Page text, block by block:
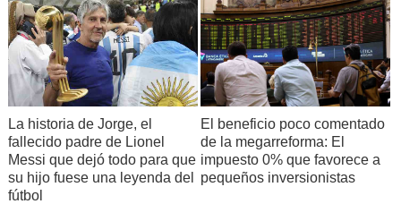
La historia de Jorge, el
fallecido padre de Lionel
Messi que dejó todo para que
su hijo fuese una leyenda del
fútbol
El beneficio poco comentado
de la megarreforma: El
impuesto 0% que favorece a
pequeños inversionistas